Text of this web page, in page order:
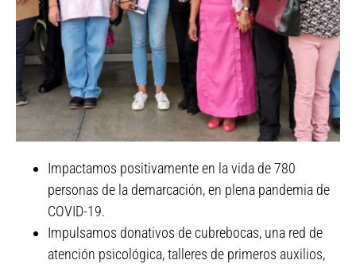
Red Conéctate
Azcapotzalco
Impactamos positivamente en la vida de 780
personas de la demarcación, en plena pandemia de
COVID-19.
Impulsamos donativos de cubrebocas, una red de
atención psicológica, talleres de primeros auxilios,